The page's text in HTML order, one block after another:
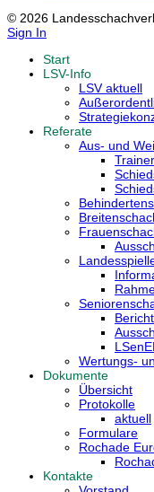
© 2026
Sign In
Start
LSV-Info
LSV aktuell
Referate
Aus- und
Wertungs-
Dokumente
Übersicht
Protokolle
aktuell
Formulare
Rochade
Kontakte